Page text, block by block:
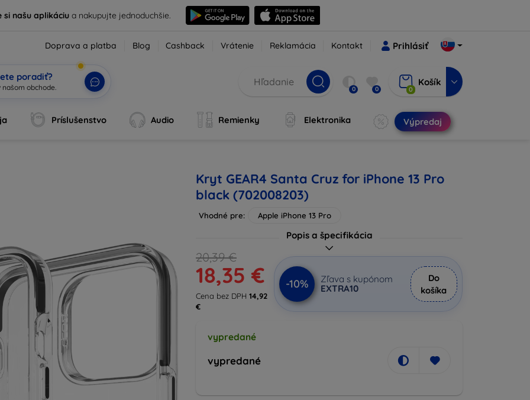
si našu aplikáciua nakupujte jednoduchšie.
Doprava a platba Blog Cashback Vrátenie Reklamácia Kontakt Prihlásiť
poradiť?
0 0 0
Košík
Príslušenstvo Audio Remienky Elektronika Výpredaj
Kryt GEAR4 Santa Cruz for iPhone 13 Pro
black (702008203)
Vhodné pre: Apple iPhone 13 Pro
Popis a špecifikácia
20,39 €
18,35 €
Cena bez DPH 14,92
€
-10%
Zľava s kupónom
EXTRA10
Do
košíka
vypredané
vypredané